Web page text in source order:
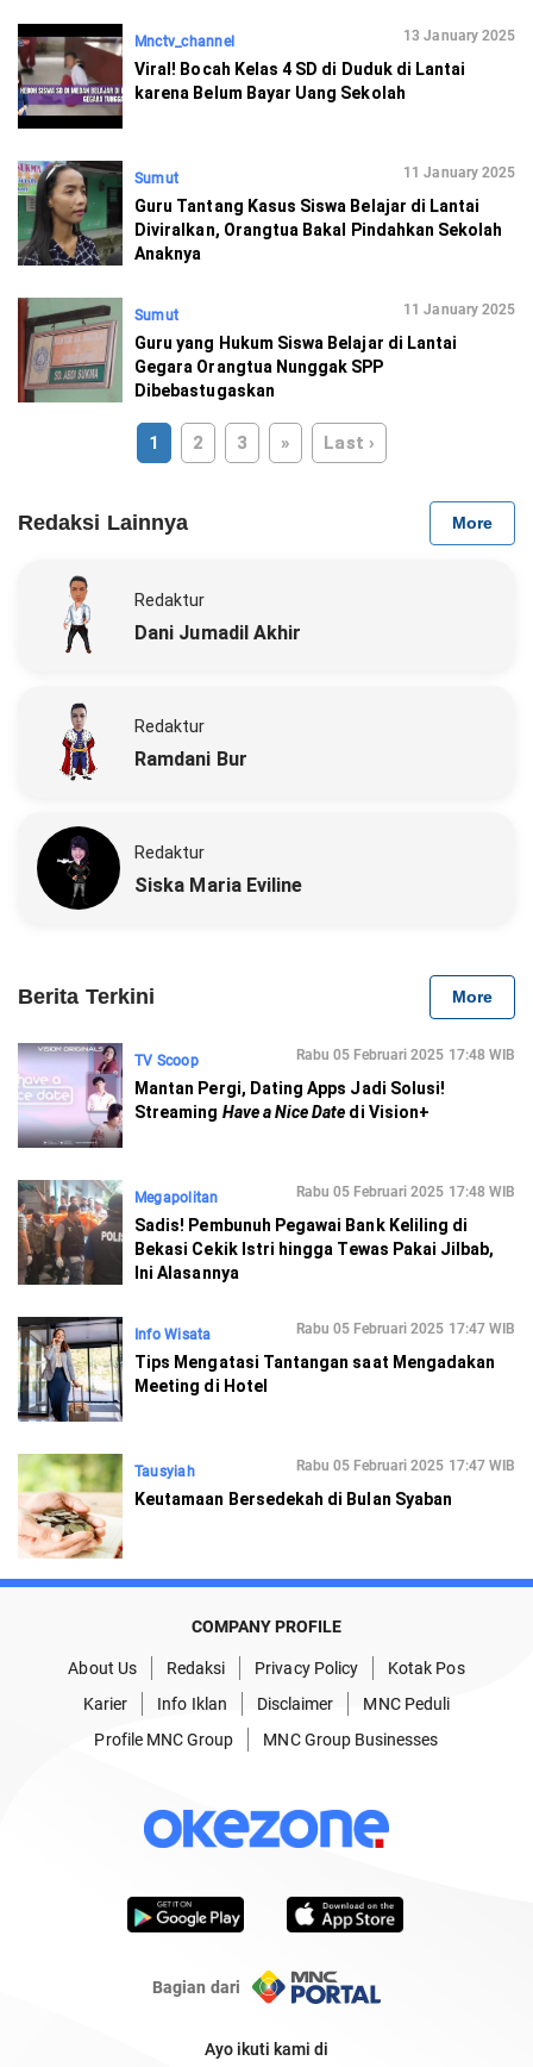
Mnctv_channel 13 January 2025
Viral! Bocah Kelas 4 SD di Duduk di Lantai
karena Belum Bayar Uang Sekolah
Sumut 11 January 2025
Guru Tantang Kasus Siswa Belajar di Lantai
Diviralkan, Orangtua Bakal Pindahkan Sekolah
Anaknya
Sumut 11 January 2025
Guru yang Hukum Siswa Belajar di Lantai
Gegara Orangtua Nunggak SPP
Dibebastugaskan
1 2 3 » Last ›
Redaksi Lainnya More
Redaktur
Dani Jumadil Akhir
Redaktur
Ramdani Bur
Redaktur
Siska Maria Eviline
Berita Terkini More
TV Scoop Rabu 05 Februari 2025 17:48 WIB
Mantan Pergi, Dating Apps Jadi Solusi!
Streaming Have a Nice Date di Vision+
Megapolitan Rabu 05 Februari 2025 17:48 WIB
Sadis! Pembunuh Pegawai Bank Keliling di
Bekasi Cekik Istri hingga Tewas Pakai Jilbab,
Ini Alasannya
Info Wisata Rabu 05 Februari 2025 17:47 WIB
Tips Mengatasi Tantangan saat Mengadakan
Meeting di Hotel
Tausyiah Rabu 05 Februari 2025 17:47 WIB
Keutamaan Bersedekah di Bulan Syaban
COMPANY PROFILE
About Us Redaksi Privacy Policy
Kotak Pos
Karier
Info Iklan Disclaimer
MNC Peduli
Profile MNC Group
MNC Group Businesses
Bagian dari
Ayo ikuti kami di